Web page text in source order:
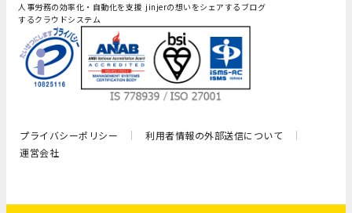
人事労務の効率化・自動化を支援
するクラウドシステム
jinjerの想いをシェアするブログ
プライバシーポリシー
利用者情報の外部送信について
運営会社